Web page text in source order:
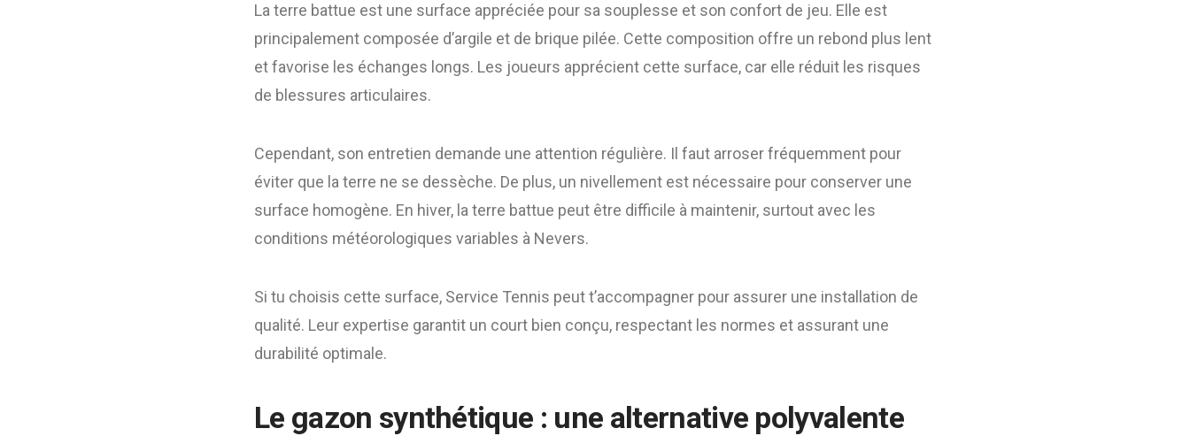
La terre battue est une surface appréciée pour sa souplesse et son confort de jeu. Elle est
principalement composée d’argile et de brique pilée. Cette composition offre un rebond plus lent
et favorise les échanges longs. Les joueurs apprécient cette surface, car elle réduit les risques
de blessures articulaires.
Cependant, son entretien demande une attention régulière. Il faut arroser fréquemment pour
éviter que la terre ne se dessèche. De plus, un nivellement est nécessaire pour conserver une
surface homogène. En hiver, la terre battue peut être difficile à maintenir, surtout avec les
conditions météorologiques variables à Nevers.
Si tu choisis cette surface, Service Tennis peut t’accompagner pour assurer une installation de
qualité. Leur expertise garantit un court bien conçu, respectant les normes et assurant une
durabilité optimale.
Le gazon synthétique : une alternative polyvalente